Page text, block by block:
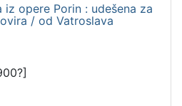
opere Porin : udešena za
/ od Vatroslava